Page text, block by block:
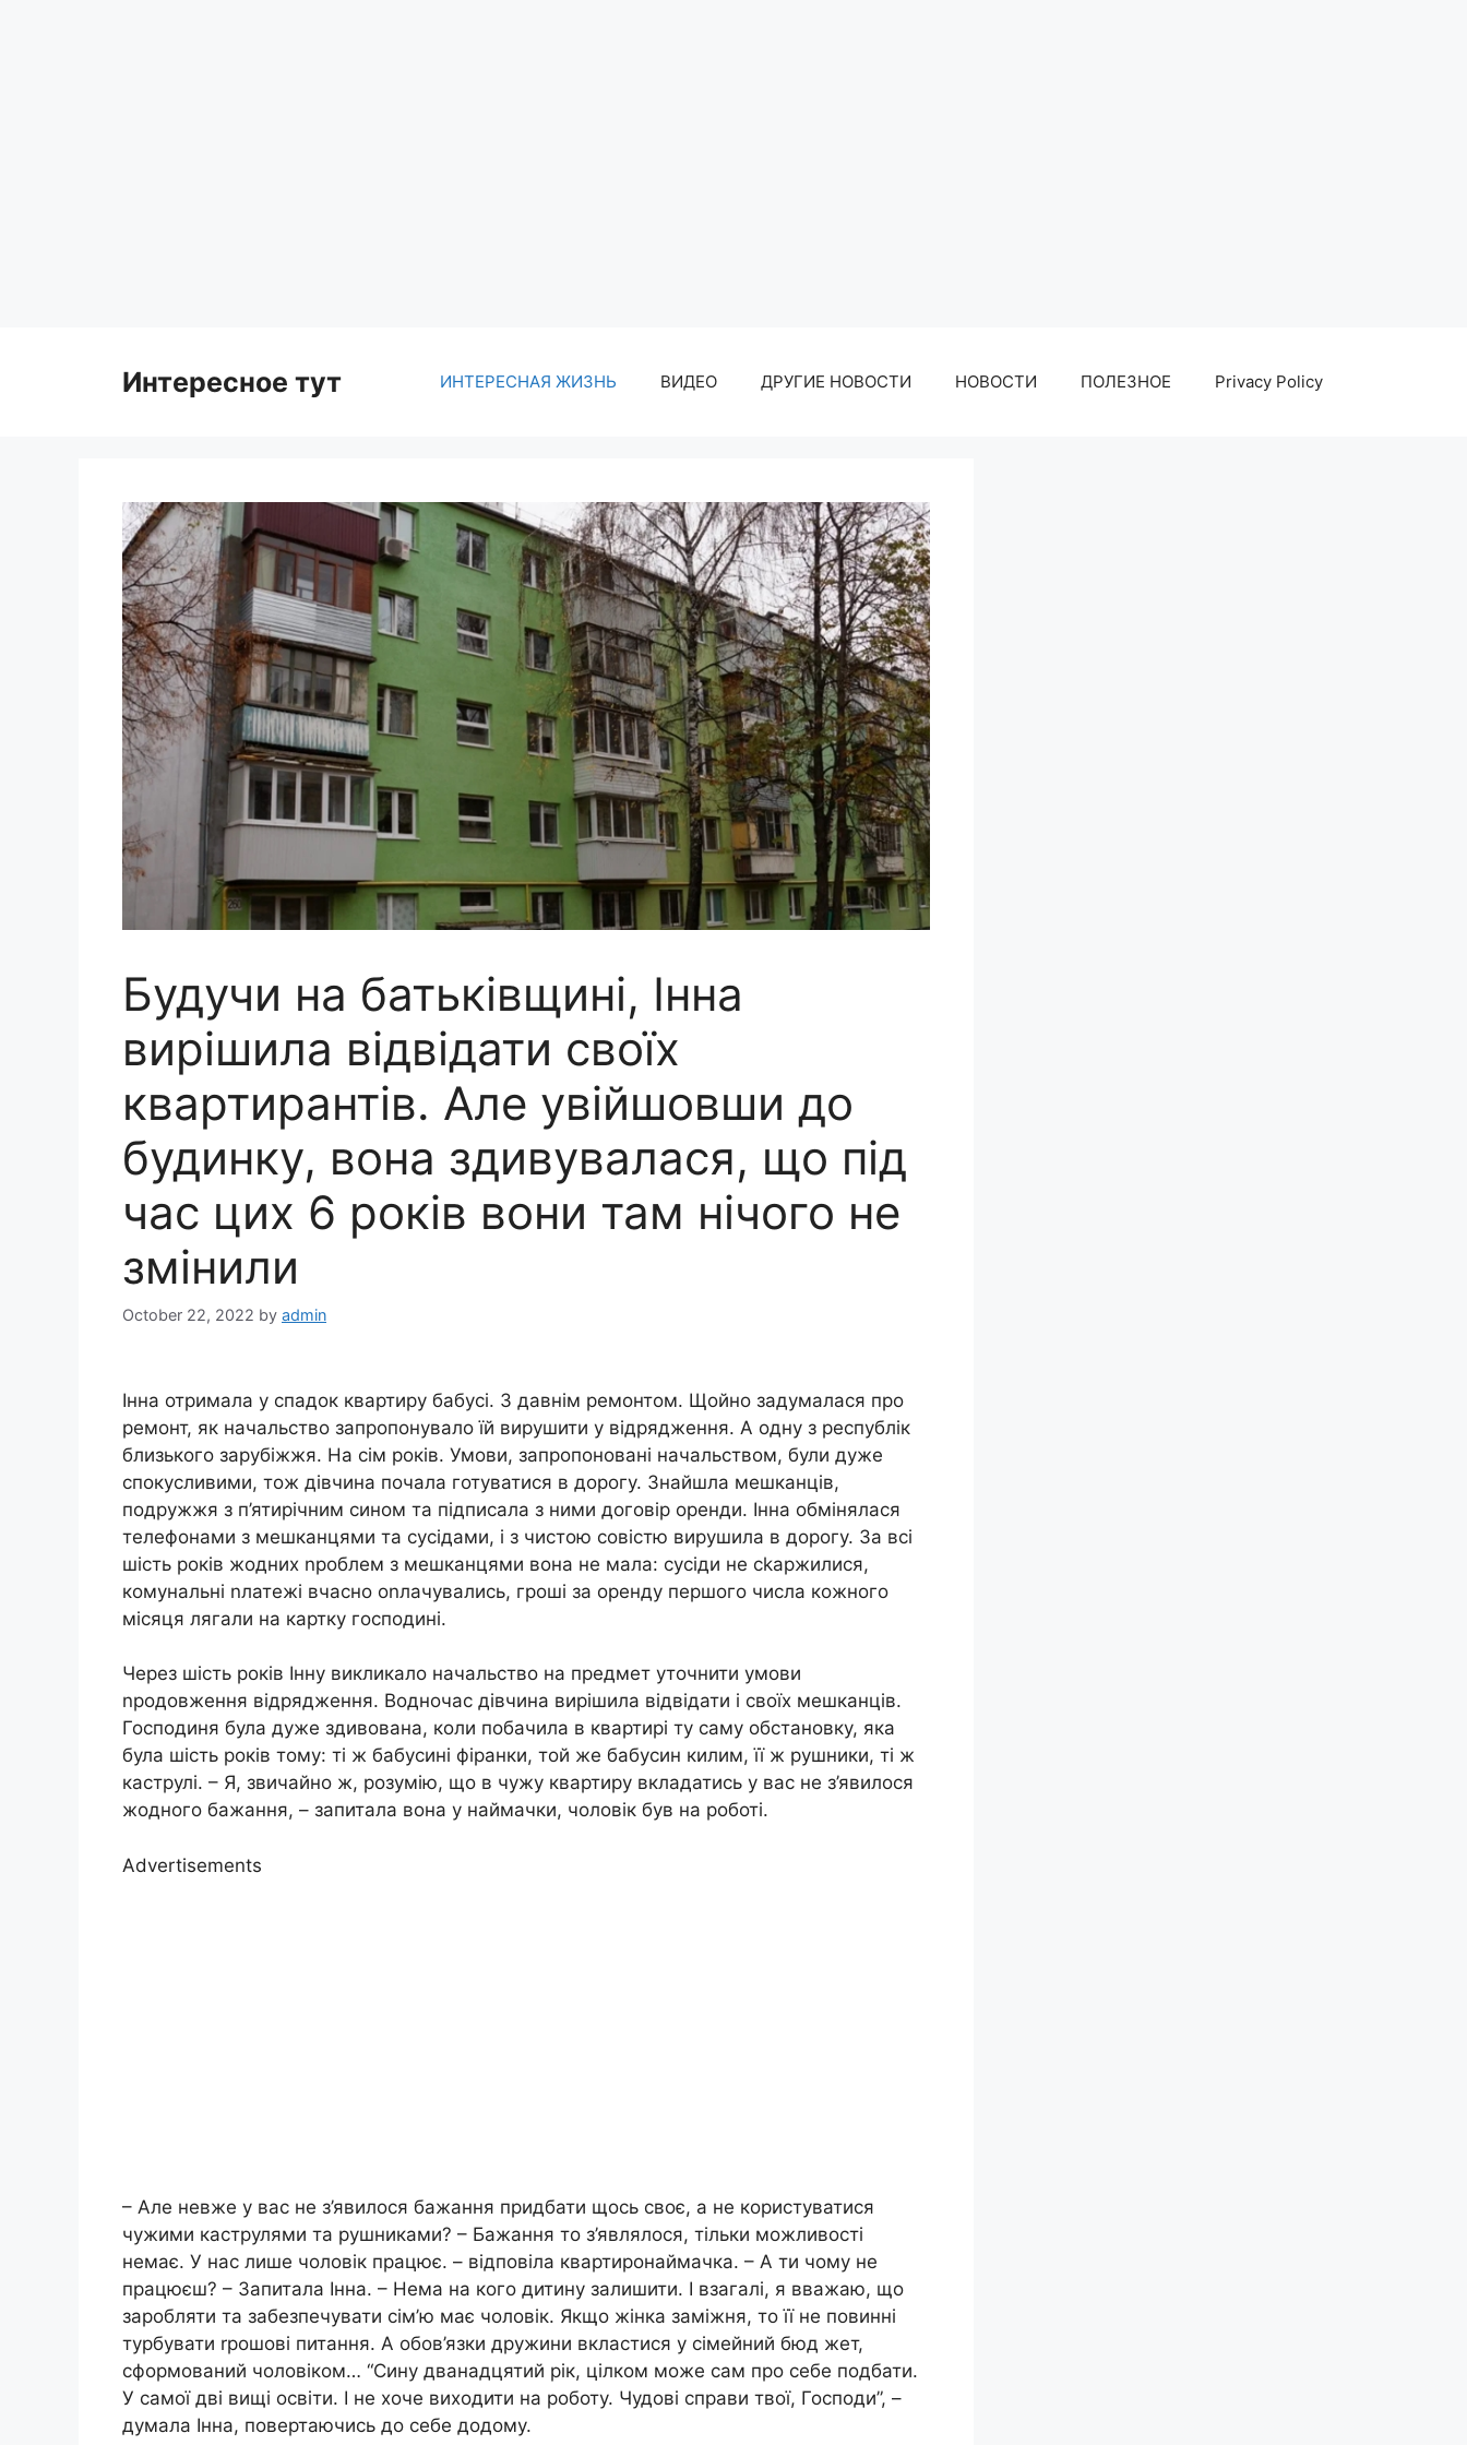
Интересное тут ИНТЕРЕСНАЯ ЖИЗНЬ ВИДЕО ДРУГИЕ НОВОСТИ НОВОСТИ ПОЛЕЗНОЕ Privacy Policy
Будучи на батьківщині, Інна
вирішила відвідати своїх
квартирантів. Але увійшовши до
будинку, вона здивувалася, що під
час цих 6 років вони там нічого не
змінили
October 22, 2022 by admin
Інна отримала у спадок квартиру бабусі. З давнім ремонтом. Щойно задумалася про
ремонт, як начальство запропонувало їй вирушити у відрядження. А одну з республік
близького зарубіжжя. На сім років. Умови, запропоновані начальством, були дуже
спокусливими, тож дівчина почала готуватися в дорогу. Знайшла мешканців,
подружжя з п’ятирічним сином та підписала з ними договір оренди. Інна обмінялася
телефонами з мешканцями та сусідами, і з чистою совістю вирушила в дорогу. За всі
шість років жодних nроблем з мешканцями вона не мала: сусіди не сkаржилися,
комунальні nлатежі вчасно оnлачувались, гроші за оренду першого числа кожного
місяця лягали на картку господині.
Через шість років Інну викликало начальство на предмет уточнити умови
nродовження відрядження. Водночас дівчина вирішила відвідати і своїх мешканців.
Господиня була дуже здивована, коли побачила в квартирі ту саму обстановку, яка
була шість років тому: ті ж бабусині фіранки, той же бабусин килим, її ж рушники, ті ж
каструлі. – Я, звичайно ж, розумію, що в чужу квартиру вкладатись у вас не з’явилося
жодного бажання, – запитала вона у наймачки, чоловік був на роботі.
Advertisements
– Але невже у вас не з’явилося бажання придбати щось своє, а не користуватися
чужими каструлями та рушниками? – Бажання то з’являлося, тільки можливості
немає. У нас лише чоловік працює. – відповіла квартиронаймачка. – А ти чому не
працюєш? – Запитала Інна. – Нема на кого дитину залишити. І взагалі, я вважаю, що
заробляти та забезпечувати сім’ю має чоловік. Якщо жінка заміжня, то її не повинні
турбувати rрошові питання. А обов’язки дружини вкластися у сімейний бюд жет,
сформований чоловіком… “Сину дванадцятий рік, цілком може сам про себе подбати.
У самої дві вищі освіти. І не хоче виходити на роботу. Чудові справи твої, Господи”, –
думала Інна, повертаючись до себе додому.